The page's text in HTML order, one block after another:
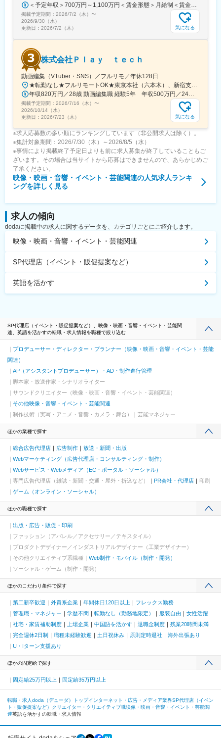
掲載予定期間： 2026/7/2（木） 〜
2026/9/30（水）
更新日： 2026/7/2（木） 気になる
株式会社Ｐｌａｙ ｔｅｃｈ
動画編集（VTuber・SNS）／フルリモ／年休128日
掲載予定期間： 2026/7/16（木） 〜
2026/10/14（水）
更新日： 2026/7/23（木） 気になる
※求人応募数の多い順にランキングしています（非公開求人は除く）。
※集計対象期間：2026/7/30（木）～2026/8/5（水）
※事情により掲載終了予定日よりも前に求人募集が終了していることもご
ざいます。その場合は当サイトから応募はできませんので、あらかじめご
了承ください。
映像・映画・音響・イベント・芸能関連の人気求人ランキ
ングを詳しく見る
求人の傾向
dodaに掲載中の求人に関するデータを、カテゴリごとにご紹介します。
映像・映画・音響・イベント・芸能関連
SP代理店（イベント・販促提案など）
英語を活かす
SP代理店（イベント・販促提案など）、映像・映画・音響・イベント・芸能関
連、英語を活かすの転職・求人情報を職種で絞り込む
プロデューサー・ディレクター・プランナー（映像・映画・音響・イベント・芸能
関連）
AP（アシスタントプロデューサー）・AD・制作進行管理
脚本家・放送作家・シナリオライター
サウンドクリエイター（映像・映画・音響・イベント・芸能関連）
その他映像・音響・イベント・芸能関連
制作技術（実写・アニメ・音響・カメラ・舞台）
芸能マネジャー
ほかの業種で探す
総合広告代理店 広告制作
放送・新聞・出版
Webマーケティング（広告代理店・コンサルティング・制作）
Webサービス・Webメディア（EC・ポータル・ソーシャル）
専門広告代理店（雑誌・新聞・交通・屋外・折込など）
PR会社・代理店
印刷
ゲーム（オンライン・ソーシャル）
ほかの職種で探す
出版・広告・販促・印刷
ファッション（アパレル／アクセサリー／テキスタイル）
プロダクトデザイナー／インダストリアルデザイナー（工業デザイナー）
その他クリエイティブ系職種
Web制作・モバイル（制作・開発）
ソーシャル・ゲーム（制作・開発）
ほかのこだわり条件で探す
第二新卒歓迎 外資系企業 年間休日120日以上
フレックス勤務
管理職・マネジャー
学歴不問 転勤なし（勤務地限定） 服装自由
女性活躍
社宅・家賃補助制度
上場企業 中国語を活かす 退職金制度
残業20時間未満
完全週休2日制
職種未経験歓迎 土日祝休み 原則定時退社
海外出張あり
U・Iターン支援あり
ほかの固定給で探す
固定給25万円以上 固定給35万円以上
転職・求人doda（デューダ）トップインターネット・広告・メディア業界SP代理店（イベン
ト・販促提案など） クリエイター・クリエイティブ職映像・映画・音響・イベント・芸能関
連英語を活かすの転職・求人情報